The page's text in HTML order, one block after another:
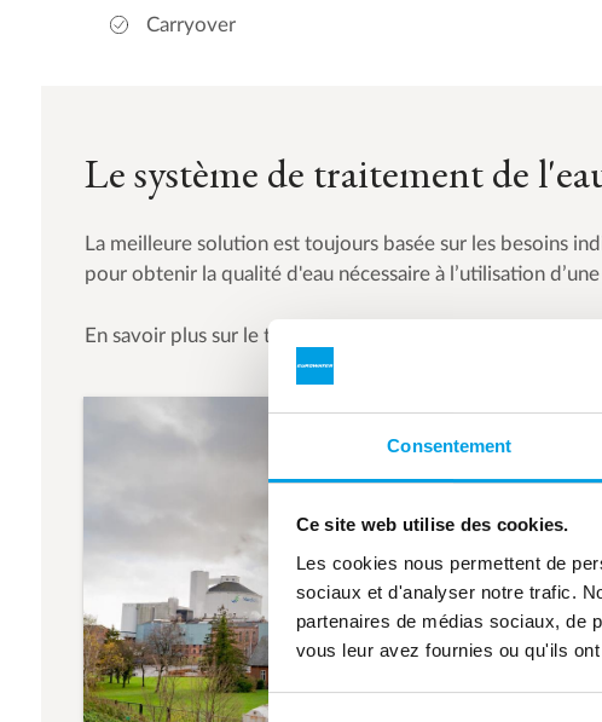
Consentement
Ce site web utilise des cookies.
Les cookies nous permettent de
sociaux et d'analyser notre trafic.
partenaires de médias sociaux, de
vous leur avez fournies ou qu'ils
Carryover
Le système de traitement de
La meilleure solution est toujours basée sur les besoins
pour obtenir la qualité d'eau nécessaire à l’utilisation
En savoir plus sur le traitement de l'eau de chaudière